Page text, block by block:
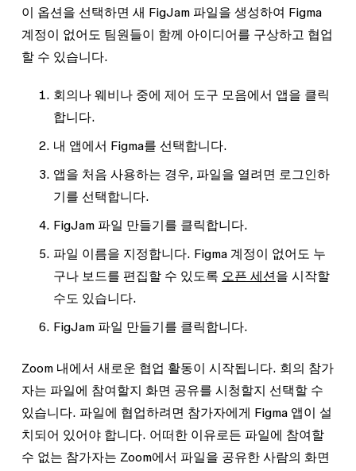
이 옵션을 선택하면 새 FigJam 파일을 생성하여 Figma
계정이 없어도 팀원들이 함께 아이디어를 구상하고 협업
할 수 있습니다.
회의나 웨비나 중에 제어 도구 모음에서 앱을 클릭
합니다.
내 앱에서 Figma를 선택합니다.
앱을 처음 사용하는 경우, 파일을 열려면 로그인하
기를 선택합니다.
FigJam 파일 만들기를 클릭합니다.
파일 이름을 지정합니다. Figma 계정이 없어도 누
구나 보드를 편집할 수 있도록 오픈 세션을 시작할
수도 있습니다.
FigJam 파일 만들기를 클릭합니다.
Zoom 내에서 새로운 협업 활동이 시작됩니다. 회의 참가
자는 파일에 참여할지 화면 공유를 시청할지 선택할 수
있습니다. 파일에 협업하려면 참가자에게 Figma 앱이 설
치되어 있어야 합니다. 어떠한 이유로든 파일에 참여할
수 없는 참가자는 Zoom에서 파일을 공유한 사람의 화면